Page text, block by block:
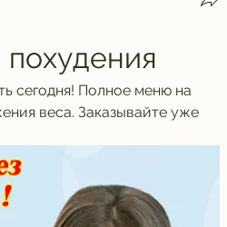
сегодня! Полное меню на
веса. Заказывайте уже